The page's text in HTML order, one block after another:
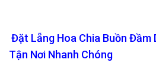
Đặt Lẵng Hoa Chia Buồn Đầm
Tận Nơi Nhanh Chóng